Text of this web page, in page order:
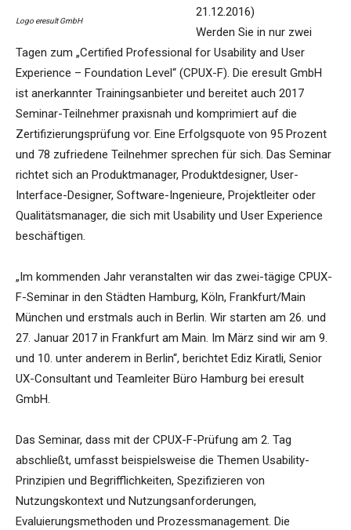
Logo eresult GmbH
21.12.2016)
Werden Sie in nur zwei
Tagen zum „Certified Professional for Usability and User
Experience – Foundation Level“ (CPUX-F). Die eresult GmbH
ist anerkannter Trainingsanbieter und bereitet auch 2017
Seminar-Teilnehmer praxisnah und komprimiert auf die
Zertifizierungsprüfung vor. Eine Erfolgsquote von 95 Prozent
und 78 zufriedene Teilnehmer sprechen für sich. Das Seminar
richtet sich an Produktmanager, Produktdesigner, User-
Interface-Designer, Software-Ingenieure, Projektleiter oder
Qualitätsmanager, die sich mit Usability und User Experience
beschäftigen.
„Im kommenden Jahr veranstalten wir das zwei-tägige CPUX-
F-Seminar in den Städten Hamburg, Köln, Frankfurt/Main
München und erstmals auch in Berlin. Wir starten am 26. und
27. Januar 2017 in Frankfurt am Main. Im März sind wir am 9.
und 10. unter anderem in Berlin“, berichtet Ediz Kiratli, Senior
UX-Consultant und Teamleiter Büro Hamburg bei eresult
GmbH.
Das Seminar, dass mit der CPUX-F-Prüfung am 2. Tag
abschließt, umfasst beispielsweise die Themen Usability-
Prinzipien und Begrifflichkeiten, Spezifizieren von
Nutzungskontext und Nutzungsanforderungen,
Evaluierungsmethoden und Prozessmanagement. Die